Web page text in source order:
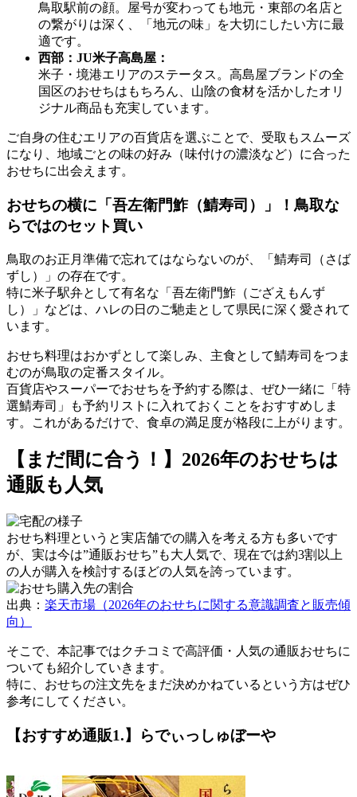
鳥取駅前の顔。屋号が変わっても地元・東部の名店と
の繋がりは深く、「地元の味」を大切にしたい方に最
適です。
西部：JU米子高島屋：
米子・境港エリアのステータス。高島屋ブランドの全
国区のおせちはもちろん、山陰の食材を活かしたオリ
ジナル商品も充実しています。
ご自身の住むエリアの百貨店を選ぶことで、受取もスムーズ
になり、 地域ごとの味の好み（味付けの濃淡など） に合った
おせちに出会えます。
おせちの横に「吾左衛門鮓（鯖寿司）」！鳥取な
らではのセット買い
鳥取のお正月準備で忘れてはならないのが、
「鯖寿司（さば
ずし）」 の存在です。
特に米子駅弁として有名な「吾左衛門鮓（ござえもんず
し）」などは、ハレの日のご馳走として県民に深く愛されて
います。
おせち料理はおかずとして楽しみ、主食として鯖寿司をつま
むのが鳥取の定番スタイル。
百貨店やスーパーでおせちを予約する際は、ぜひ一緒に
「特
選鯖寿司」も予約リストに入れておく ことをおすすめしま
す。これがあるだけで、食卓の満足度が格段に上がります。
【まだ間に合う！】2026年のおせちは
通販も人気
おせち料理というと実店舗での購入を考える方も多いです
が、実は今は”通販おせち”も大人気で、現在では約3割以上
の人が購入を検討するほどの人気を誇っています。
出典： 楽天市場（2026年のおせちに関する意識調査と販売傾
向）
そこで、本記事ではクチコミで高評価・人気の通販おせちに
ついても紹介していきます。
特に、おせちの注文先をまだ決めかねているという方はぜひ
参考にしてください。
【おすすめ通販1.】らでぃっしゅぼーや